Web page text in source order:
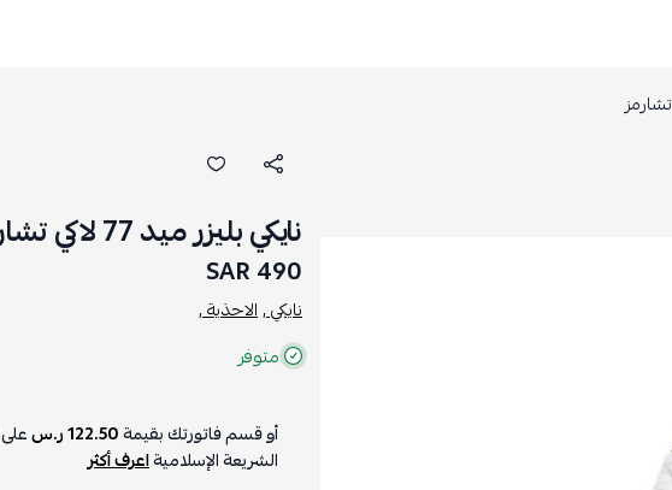
نايكي بليزر ميد 77 لاكي تشارمز
490 SAR
نايكي ,الاحذية ,
متوفر
أو قسم فاتورتك بقيمة122.50 ر.س على
الشريعة الإسلاميةاعرف أكثر